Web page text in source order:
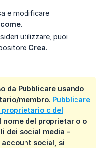
e modificare
.
utilizzare, puoi
Crea.
da Pubblicare usando
membro. Pubblicare
proprietario o del
nome del proprietario o
dei social media -
account social, si